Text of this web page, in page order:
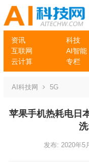
资讯 科技
互联网
AI智能
云计算
专栏
AI科技网 5G
苹果手机热耗电日
发布: 2020年5